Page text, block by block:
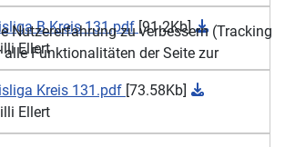
B Kreis 131.pdf [91.2Kb]
Ellert
Kreis 131.pdf [73.58Kb]
Ellert
Nutzererfahrung zu verbessern (Tracking
Funktionalitäten der Seite zur